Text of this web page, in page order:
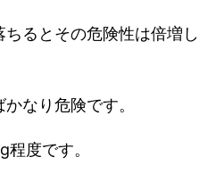
るとその危険性は倍増し
なり危険です。
度です。